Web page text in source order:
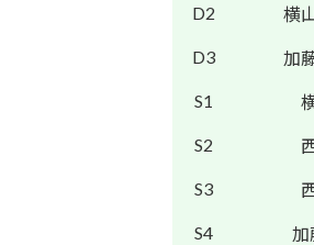
D2 横
D3 加
S1
S2
S3
S4 加